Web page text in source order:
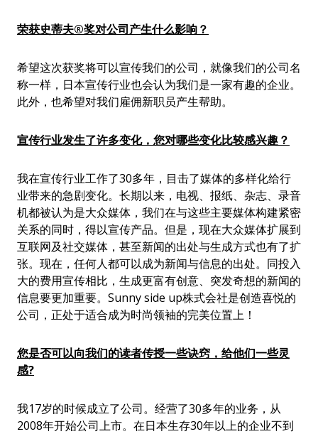
荣获史蒂夫®奖对公司产生什么影响？
希望这次获奖将可以宣传我们的公司，就像我们的公司名
称一样，日本宣传行业也会认为我们是一家有趣的企业。
此外，也希望对我们雇佣新职员产生帮助。
宣传行业发生了许多变化， 您对哪些变化比较感兴趣？
我在宣传行业工作了30多年，目击了媒体的多样化给行
业带来的急剧变化。长期以来，电视、报纸、杂志、录音
机都被认为是大众媒体，我们在与这些主要媒体构建紧密
关系的同时，得以宣传产品。但是，现在大众媒体扩展到
互联网及社交媒体，甚至新闻的出处与生成方式也有了扩
张。现在，任何人都可以成为新闻与信息的出处。同投入
大的费用宣传相比，生成更富有创意、突发奇想的新闻的
信息要更加重要。Sunny side up株式会社是创造喜悦的
公司，正处于适合成为时尚领袖的完美位置上！
您是否可以向我们的读者传授一些诀窍，给他们一些灵
感?
我17岁的时候成立了公司。经营了30多年的业务，从
2008年开始公司上市。在日本生存30年以上的企业不到